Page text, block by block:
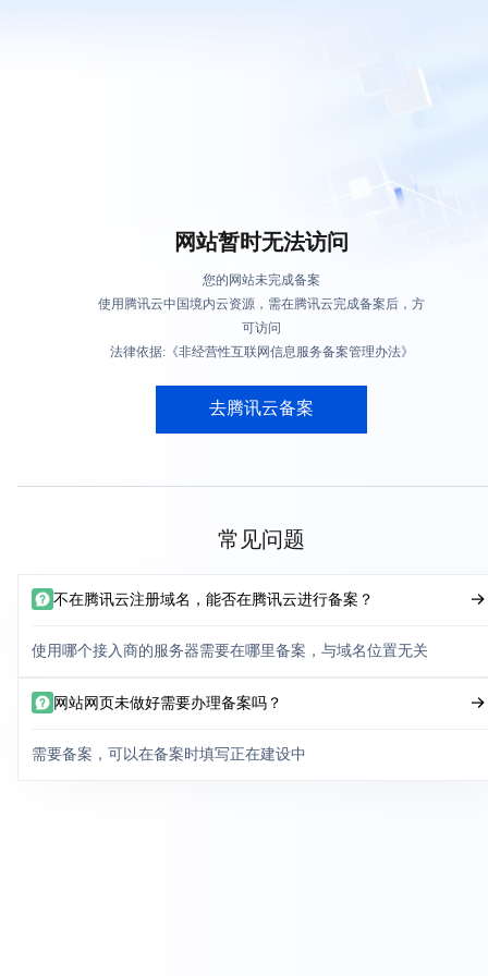
网站暂时无法访问
您的网站未完成备案
使用腾讯云中国境内云资源，需在腾讯云完成备案后，方
可访问
法律依据:《非经营性互联网信息服务备案管理办法》
去腾讯云备案
常见问题
不在腾讯云注册域名，能否在腾讯云进行备案？
使用哪个接入商的服务器需要在哪里备案，与域名位置无关
网站网页未做好需要办理备案吗？
需要备案，可以在备案时填写正在建设中